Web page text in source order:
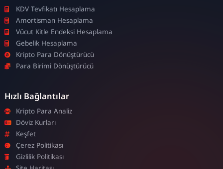
KDV Tevfikatı Hesaplama
Amortisman Hesaplama
Vücut Kitle Endeksi Hesaplama
Gebelik Hesaplama
Kripto Para Dönüştürücü
Para Birimi Dönüştürücü
Hızlı Bağlantılar
Kripto Para Analiz
Döviz Kurları
Keşfet
Çerez Politikası
Gizlilik Politikası